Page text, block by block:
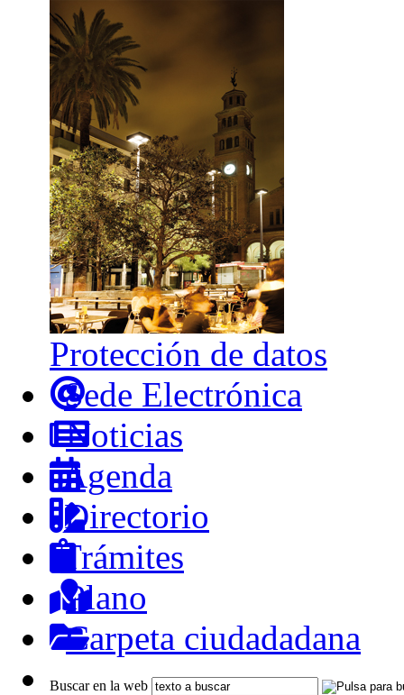
Protección de datos
Sede Electrónica
Noticias
Agenda
Directorio
Trámites
Plano
Carpeta ciudadadana
Buscar en la web